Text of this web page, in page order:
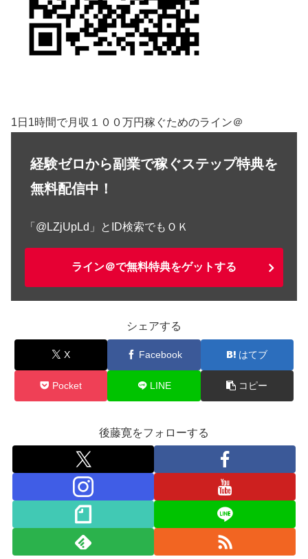
1日1時間で月収１００万円稼ぐためのライン＠
経験ゼロから副業で稼ぐステップ特典を
無料配信中！
「@LZjUpLd」とID検索でもＯＫ
ライン＠で無料特典をゲットする
シェアする
X Facebook はてブ
Pocket LINE コピー
後藤寛をフォローする